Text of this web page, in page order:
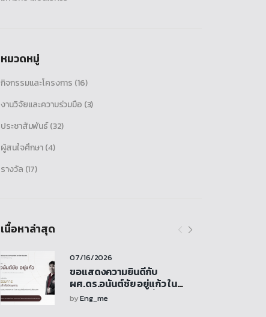
หมวดหมู่
กิจกรรมและโครงการ (16)
งานวิจัยและความร่วมมือ (3)
ประชาสัมพันธ์(32)
ผู้สนใจศึกษา(4)
รางวัล (17)
เนื้อหาล่าสุด
07/16/2026
ขอแสดงความยินดีกับ
ผศ.ดร.อนันต์ชัย อยู่แก้ว ใน
โอกาสได้รับการแต่งตั้งเป็น
byEng_me